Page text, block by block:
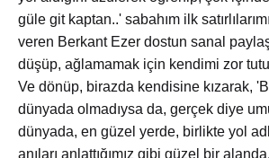
güle git kaptan..' sabahım ilk
veren Berkant Ezer dostun sanal
düşüp, ağlamamak için kendimi zor
Ve dönüp, birazda kendisine kızarak,
dünyada olmadıysa da, gerçek diye
dünyada, en güzel yerde, birlikte yol
anıları anlattığımız gibi güzel bir